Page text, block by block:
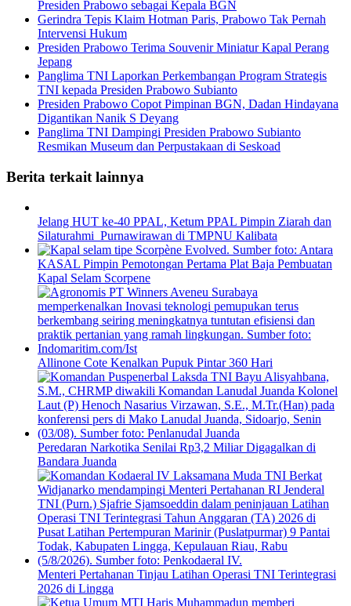
Presiden Prabowo sebagai Kepala BGN
Gerindra Tepis Klaim Hotman Paris, Prabowo Tak Pernah
Intervensi Hukum
Presiden Prabowo Terima Souvenir Miniatur Kapal Perang
Jepang
Panglima TNI Laporkan Perkembangan Program Strategis
TNI kepada Presiden Prabowo Subianto
Presiden Prabowo Copot Pimpinan BGN, Dadan Hindayana
Digantikan Nanik S Deyang
Panglima TNI Dampingi Presiden Prabowo Subianto
Resmikan Museum dan Perpustakaan di Seskoad
Berita terkait lainnya
Jelang HUT ke-40 PPAL, Ketum PPAL Pimpin Ziarah dan
Silaturahmi Purnawirawan di TMPNU Kalibata
KASAL Pimpin Pemotongan Pertama Plat Baja Pembuatan
Kapal Selam Scorpene
Allinone Cote Kenalkan Pupuk Pintar 360 Hari
Peredaran Narkotika Senilai Rp3,2 Miliar Digagalkan di
Bandara Juanda
Menteri Pertahanan Tinjau Latihan Operasi TNI Terintegrasi
2026 di Lingga